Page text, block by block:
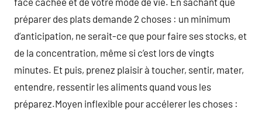
préparer des plats demande 2 choses : un minimum
d’anticipation, ne serait-ce que pour faire ses stocks, et
de la concentration, même si c’est lors de vingts
minutes. Et puis, prenez plaisir à toucher, sentir, mater,
entendre, ressentir les aliments quand vous les
préparez.Moyen inflexible pour accélerer les choses :